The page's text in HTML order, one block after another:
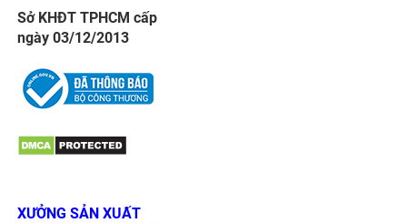
Sở KHĐT TPHCM cấp
ngày 03/12/2013
XƯỞNG SẢN XUẤT